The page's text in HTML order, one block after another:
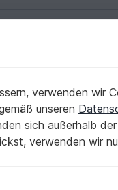
verwenden wir
unseren
sich außerhalb
verwenden wir